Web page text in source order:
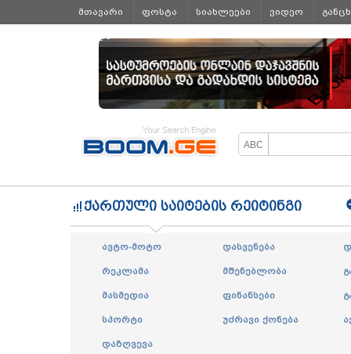
მთავარი ფოსტა სიახლეები ვიდეო
ყველა
ქართული საიტების რეიტინგი
ავტო-მოტო დასვენება
რეკლამა მშენებლობა
მასმედია ფინანსები
სპორტი უძრავი ქონება
დაზღვევა